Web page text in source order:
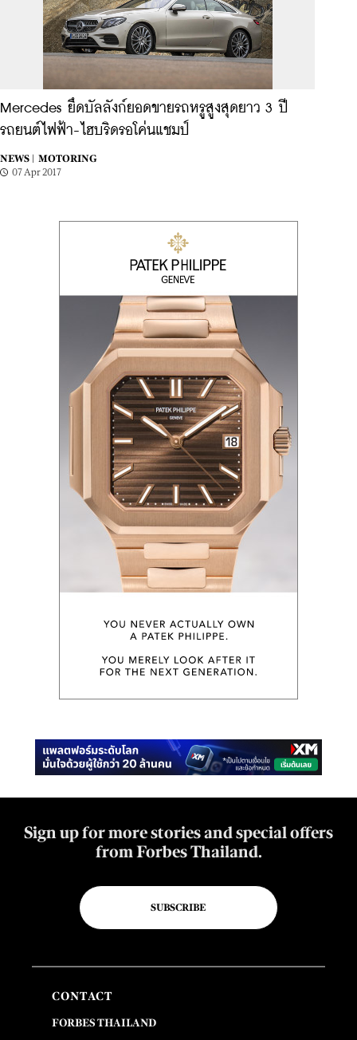
Mercedes ยึดบัลลังก์ยอดขายรถหรูสูงสุดยาว 3 ปี
รถยนต์ไฟฟ้า-ไฮบริดรอโค่นแชมป์
NEWS |
MOTORING
07 Apr 2017
Sign up for more stories and special offers
from Forbes Thailand.
SUBSCRIBE
CONTACT
FORBES THAILAND